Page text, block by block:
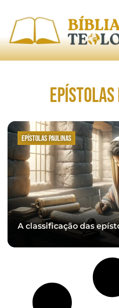
Epístolas
A classificação das
Epístolas Paulinas